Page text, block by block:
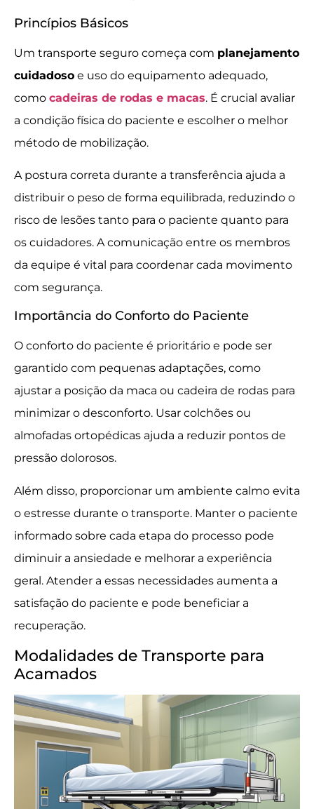
Princípios Básicos
Um transporte seguro começa com planejamento
cuidadoso e uso do equipamento adequado,
como cadeiras de rodas e macas. É crucial avaliar
a condição física do paciente e escolher o melhor
método de mobilização.
A postura correta durante a transferência ajuda a
distribuir o peso de forma equilibrada, reduzindo o
risco de lesões tanto para o paciente quanto para
os cuidadores. A comunicação entre os membros
da equipe é vital para coordenar cada movimento
com segurança.
Importância do Conforto do Paciente
O conforto do paciente é prioritário e pode ser
garantido com pequenas adaptações, como
ajustar a posição da maca ou cadeira de rodas para
minimizar o desconforto. Usar colchões ou
almofadas ortopédicas ajuda a reduzir pontos de
pressão dolorosos.
Além disso, proporcionar um ambiente calmo evita
o estresse durante o transporte. Manter o paciente
informado sobre cada etapa do processo pode
diminuir a ansiedade e melhorar a experiência
geral. Atender a essas necessidades aumenta a
satisfação do paciente e pode beneficiar a
recuperação.
Modalidades de Transporte para
Acamados